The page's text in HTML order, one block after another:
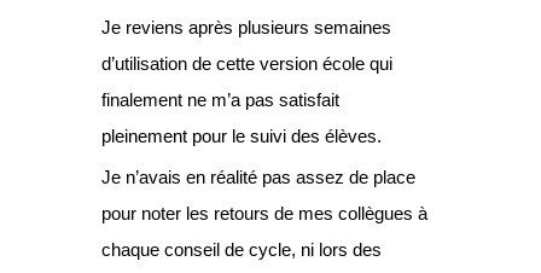
Je reviens après plusieurs semaines
d’utilisation de cette version école qui
finalement ne m’a pas satisfait
pleinement pour le suivi des élèves.
Je n’avais en réalité pas assez de place
pour noter les retours de mes collègues à
chaque conseil de cycle, ni lors des